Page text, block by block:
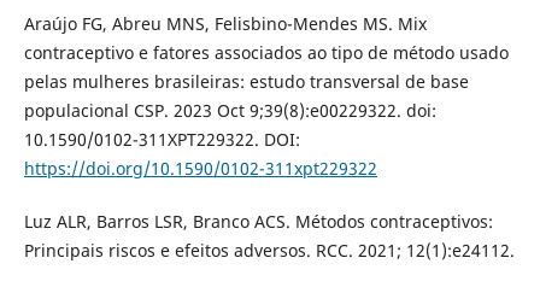
Araújo FG, Abreu MNS, Felisbino-Mendes MS. Mix
contraceptivo e fatores associados ao tipo de método usado
pelas mulheres brasileiras: estudo transversal de base
populacional CSP. 2023 Oct 9;39(8):e00229322. doi:
10.1590/0102-311XPT229322. DOI:
https://doi.org/10.1590/0102-311xpt229322
Luz ALR, Barros LSR, Branco ACS. Métodos contraceptivos:
Principais riscos e efeitos adversos. RCC. 2021; 12(1):e24112.